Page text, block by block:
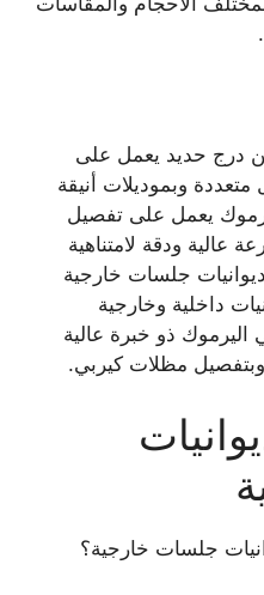
درج حديد يعمل على
متعددة وبموديلات أنيقة
يعمل على تفصيل
عالية ودقة لامتناهية
جلسات خارجية
داخلية وخارجية
اليرموك ذو خبرة عالية
وبتفصيل مظلات كيربي.
جلسات خارجية؟